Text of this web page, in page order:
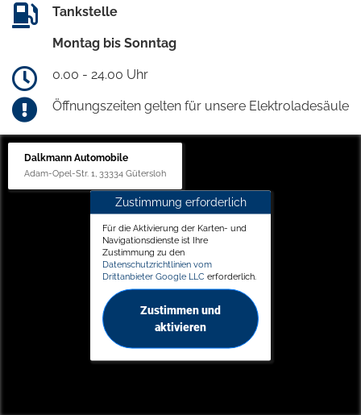
Tankstelle
Montag bis Sonntag
0.00 - 24.00 Uhr
Öffnungszeiten gelten für unsere Elektroladesäule
Dalkmann Automobile
Adam-Opel-Str. 1, 33334 Gütersloh
Zustimmung erforderlich
Für die Aktivierung der Karten- und
Navigationsdienste ist Ihre
Zustimmung zu den
Datenschutzrichtlinien vom
Drittanbieter Google LLC erforderlich.
Zustimmen und
aktivieren